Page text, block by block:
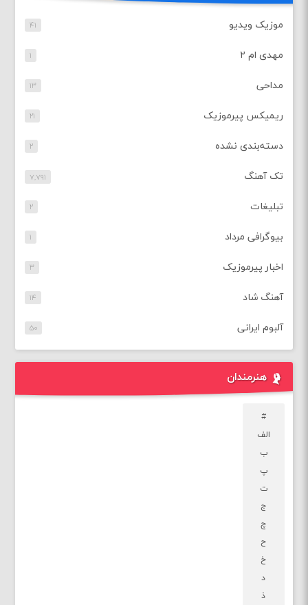
موزیک ویدیو ۴۱
مهدی ام ۲ ۱
مداحی ۱۳
ریمیکس پیرموزیک ۲۱
دسته‌بندی نشده ۲
تک آهنگ ۷,۷۹۱
تبلیغات ۲
بیوگرافی مرداد ۱
اخبار پیرموزیک ۳
آهنگ شاد ۱۴
آلبوم ایرانی ۵۰
هنرمندان
#
الف
ب
پ
ت
ج
چ
ح
خ
د
ذ